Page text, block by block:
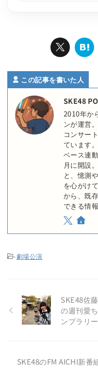
この記事を書いた人
SKE48
2010年か
ンが運営
コンサー
ています
ベース連
月に開設
と、憶測
を心がけ
から、既
できる情
-劇場公演
SKE48佐
の週刊愛
ンプラリ
SKE48のFM AICHI新番